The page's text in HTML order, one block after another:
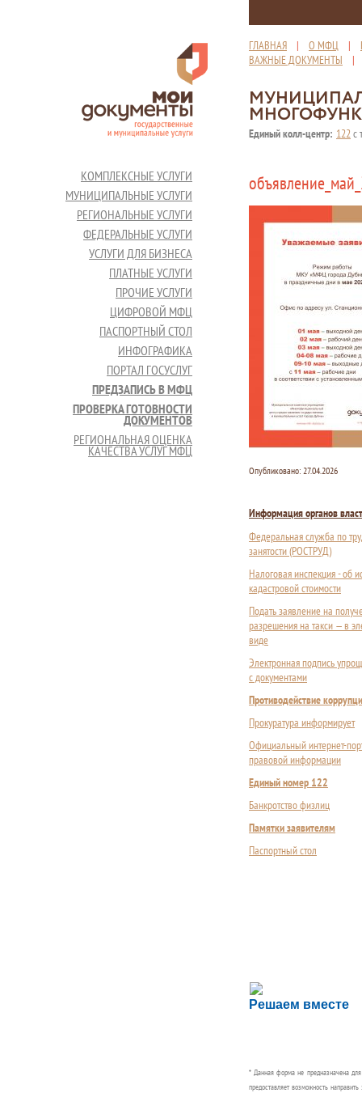
ГЛАВНАЯ | О МФЦ |
ВАЖНЫЕ ДОКУМЕНТЫ
Единый колл-центр: 122с
КОМПЛЕКСНЫЕ УСЛУГИ
МУНИЦИПАЛЬНЫЕ УСЛУГИ
РЕГИОНАЛЬНЫЕ УСЛУГИ
ФЕДЕРАЛЬНЫЕ УСЛУГИ
УСЛУГИ ДЛЯ БИЗНЕСА
ПЛАТНЫЕ УСЛУГИ
ПРОЧИЕ УСЛУГИ
ЦИФРОВОЙ МФЦ
ПАСПОРТНЫЙ СТОЛ
ИНФОГРАФИКА
ПОРТАЛ ГОСУСЛУГ
ПРЕДЗАПИСЬ В МФЦ
ПРОВЕРКА ГОТОВНОСТИ
ДОКУМЕНТОВ
РЕГИОНАЛЬНАЯ ОЦЕНКА
КАЧЕСТВА УСЛУГ МФЦ
Опубликовано: 27.04.2026
Информация органов
Федеральная служба по
занятости (РОСТРУД)
Налоговая инспекция - об
кадастровой стоимости
Подать заявление на
разрешения на такси — в
виде
Электронная подпись
с документами
Противодействие
Прокуратура информирует
Официальный интернет-
правовой информации
Единый номер 122
Банкротство физлиц
Памятки заявителям
Паспортный стол
Решаем вместе
Сложности с
Сообщите об этом
* Данная форма не предназначена
предоставляет возможность